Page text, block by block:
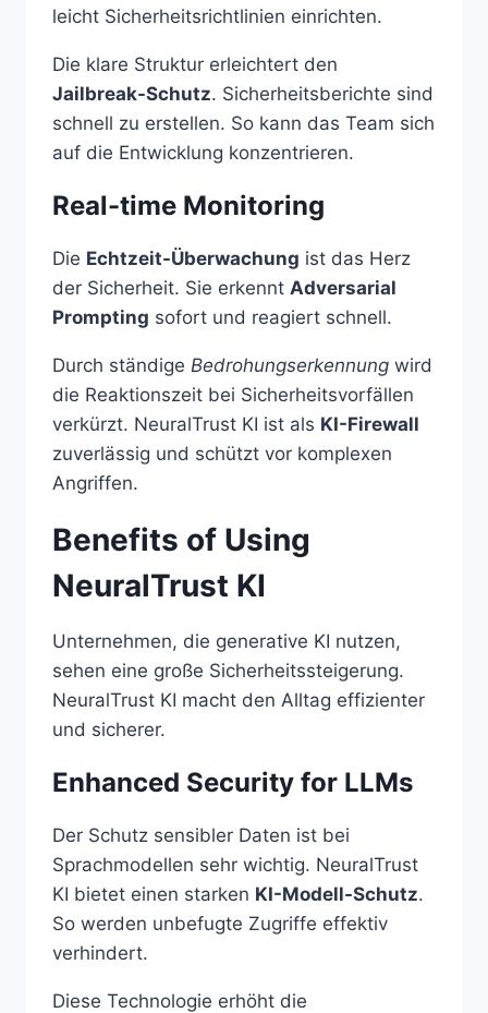
leicht Sicherheitsrichtlinien einrichten.
Die klare Struktur erleichtert den
Jailbreak-Schutz. Sicherheitsberichte sind
schnell zu erstellen. So kann das Team sich
auf die Entwicklung konzentrieren.
Real-time Monitoring
Die Echtzeit-Überwachung ist das Herz
der Sicherheit. Sie erkennt Adversarial
Prompting sofort und reagiert schnell.
Durch ständige Bedrohungserkennung wird
die Reaktionszeit bei Sicherheitsvorfällen
verkürzt. NeuralTrust KI ist als KI-Firewall
zuverlässig und schützt vor komplexen
Angriffen.
Benefits of Using
NeuralTrust KI
Unternehmen, die generative KI nutzen,
sehen eine große Sicherheitssteigerung.
NeuralTrust KI macht den Alltag effizienter
und sicherer.
Enhanced Security for LLMs
Der Schutz sensibler Daten ist bei
Sprachmodellen sehr wichtig. NeuralTrust
KI bietet einen starken KI-Modell-Schutz.
So werden unbefugte Zugriffe effektiv
verhindert.
Diese Technologie erhöht die